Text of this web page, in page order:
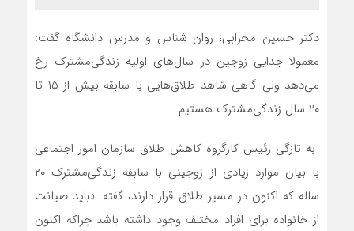
دکتر حسین محرابی، روان شناس و مدرس دانشگاه گفت:
معمولا جدایی زوجین در سال‌های اولیه زندگی‌مشترک رخ
می‌دهد ولی گاهی شاهد طلاق‌هایی با سابقه بیش از ۱۵ تا
۲۰ سال زندگی‌مشترک هستیم.
به تازگی رئیس کارگروه کاهش طلاق سازمان امور اجتماعی
با بیان موارد زیادی از زوجینی با سابقه زندگی‌مشترک ۲۰
ساله که اکنون در مسیر طلاق قرار دارند، گفته: «باید صیانت
از خانواده برای افراد مختلف وجود داشته باشد چراکه اکنون